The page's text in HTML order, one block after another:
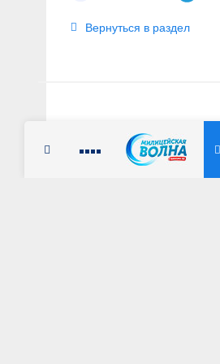
Вернуться в раздел
Новости
5 июня 2025
Радио Милицейская волна